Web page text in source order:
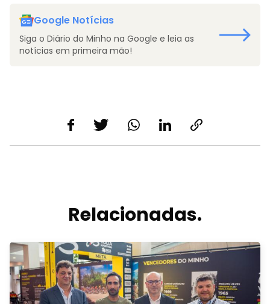
Google Notícias
Siga o Diário do Minho na Google e leia as
notícias em primeira mão!
Relacionadas.